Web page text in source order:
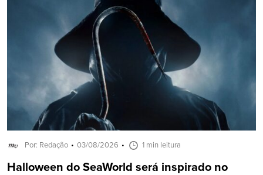
Por: Redação 03/08/2026 1 min leitura
Halloween do SeaWorld será inspirado no